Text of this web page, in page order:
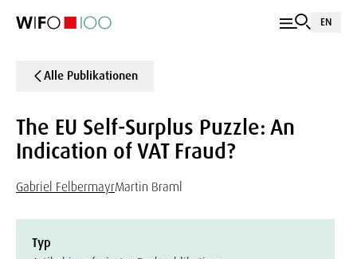
EN
Alle Publikationen
The EU Self-Surplus Puzzle: An
Indication of VAT Fraud?
Gabriel FelbermayrMartin Braml
Typ